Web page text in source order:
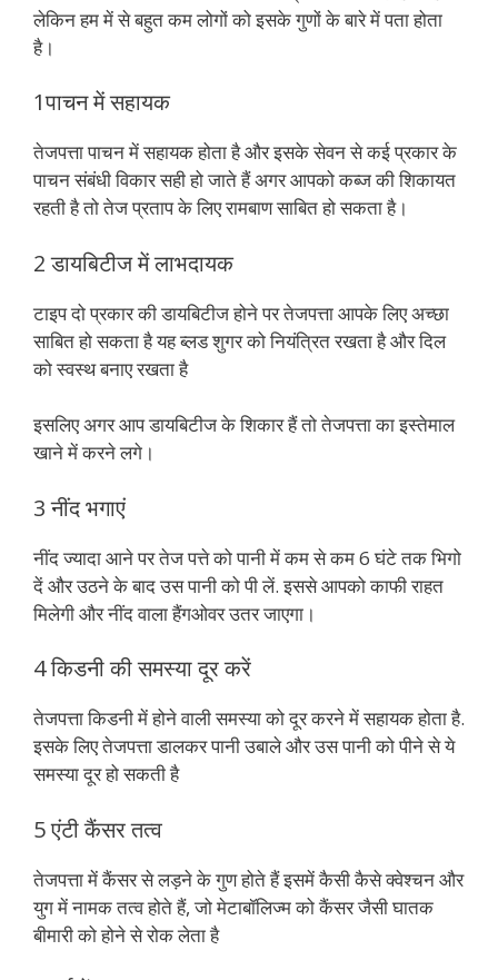
लेकिन हम में से बहुत कम लोगों को इसके गुणों के बारे में पता होता
है।
1पाचन में सहायक
तेजपत्ता पाचन में सहायक होता है और इसके सेवन से कई प्रकार के
पाचन संबंधी विकार सही हो जाते हैं अगर आपको कब्ज की शिकायत
रहती है तो तेज प्रताप के लिए रामबाण साबित हो सकता है।
2 डायबिटीज में लाभदायक
टाइप दो प्रकार की डायबिटीज होने पर तेजपत्ता आपके लिए अच्छा
साबित हो सकता है यह ब्लड शुगर को नियंत्रित रखता है और दिल
को स्वस्थ बनाए रखता है
इसलिए अगर आप डायबिटीज के शिकार हैं तो तेजपत्ता का इस्तेमाल
खाने में करने लगे।
3 नींद भगाएं
नींद ज्यादा आने पर तेज पत्ते को पानी में कम से कम 6 घंटे तक भिगो
दें और उठने के बाद उस पानी को पी लें. इससे आपको काफी राहत
मिलेगी और नींद वाला हैंगओवर उतर जाएगा।
4 किडनी की समस्या दूर करें
तेजपत्ता किडनी में होने वाली समस्या को दूर करने में सहायक होता है.
इसके लिए तेजपत्ता डालकर पानी उबाले और उस पानी को पीने से ये
समस्या दूर हो सकती है
5 एंटी कैंसर तत्व
तेजपत्ता में कैंसर से लड़ने के गुण होते हैं इसमें कैसी कैसे क्वेश्चन और
युग में नामक तत्व होते हैं, जो मेटाबॉलिज्म को कैंसर जैसी घातक
बीमारी को होने से रोक लेता है